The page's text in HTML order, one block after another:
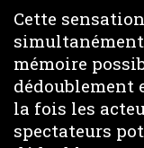
Cette
mémoire
dédoublement
la fois les
spectateurs